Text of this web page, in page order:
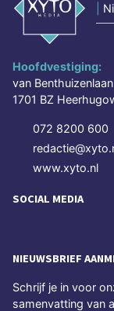
Hoofdvestiging:
van Benthuizenlaan
1701 BZ
072 8200 600
www.xyto.nl
SOCIAL MEDIA
NIEUWSBRIEF
Schrijf je in voor
samenvatting van